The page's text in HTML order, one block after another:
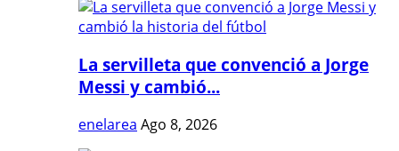
La servilleta que convenció a Jorge
Messi y cambió...
enelarea Ago 8, 2026